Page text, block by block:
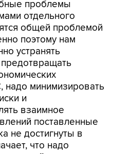
общей проблемой
поэтому нам
устранять
минимизировать
и
взаимное
поставленные
не достигнуты в
что надо
реализации
заявил Пашинян.